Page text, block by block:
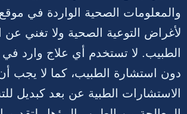
والمعلومات الصحية الواردة في
لأغراض التوعية الصحية ولا تغني
الطبيب. لا تستخدم أي علاج وارد
دون استشارة الطبيب، كما لا يجب أن
الاستشارات الطبية عن بعد كبديل